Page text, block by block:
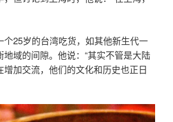
个25岁的台湾吃货，如其他新生代一
域的间隙。他说：“其实不管是大陆
加交流，他们的文化和历史也正日